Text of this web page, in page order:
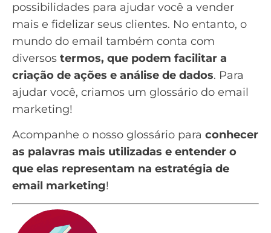
possibilidades para ajudar você a vender
mais e fidelizar seus clientes. No entanto, o
mundo do email também conta com
diversos termos, que podem facilitar a
criação de ações e análise de dados. Para
ajudar você, criamos um glossário do email
marketing!
Acompanhe o nosso glossário para conhecer
as palavras mais utilizadas e entender o
que elas representam na estratégia de
email marketing!